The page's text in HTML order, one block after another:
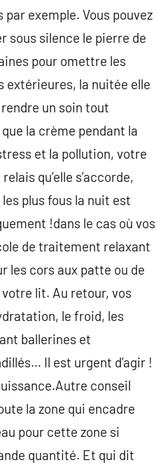
exemple. Vous pouvez
sous silence le pierre de
pour omettre les
extérieures, la nuitée elle
un soin tout
la crème pendant la
et la pollution, votre
qu’elle s’accorde,
plus fous la nuit est
!dans le cas où vos
de traitement relaxant
les cors aux patte ou de
lit. Au retour, vos
le froid, les
ballerines et
Il est urgent d’agir !
conseil
la zone qui encadre
pour cette zone si
quantité. Et qui dit